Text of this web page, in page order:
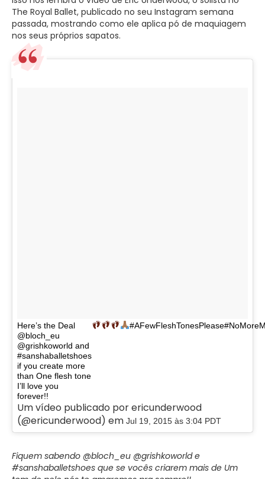
The Royal Ballet, publicado no seu Instagram semana
passada, mostrando como ele aplica pó de maquiagem
nos seus próprios sapatos.
Here’s the Deal
@bloch_eu
@grishkoworld and
#sanshaballetshoes
if you create more
than One flesh tone
I’ll love you
forever!!
Um vídeo publicado por ericunderwood
(@ericunderwood) em Jul 19, 2015 às 3:04 PDT
Fiquem sabendo @bloch_eu @grishkoworld e
#sanshaballetshoes que se vocês criarem mais de Um